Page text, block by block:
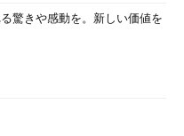
る驚きや感動を。新しい価値を